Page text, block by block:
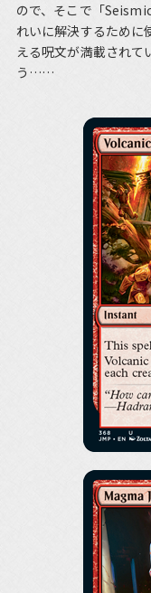
ので、そこで「
れいに解決するために
える呪文が満載されて
う……